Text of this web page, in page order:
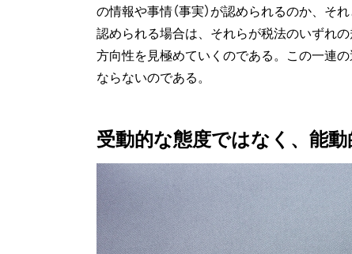
の情報や事情（事実）が認められるのか、そ
認められる場合は、それらが税法のいずれ
方向性を見極めていくのである。この一連
ならないのである。
受動的な態度ではなく、能